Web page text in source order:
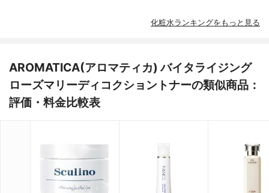
化粧水ランキングをもっと見る
AROMATICA(アロマティカ) バイタライジング
ローズマリーディコクショントナーの類似商品：
評価・料金比較表